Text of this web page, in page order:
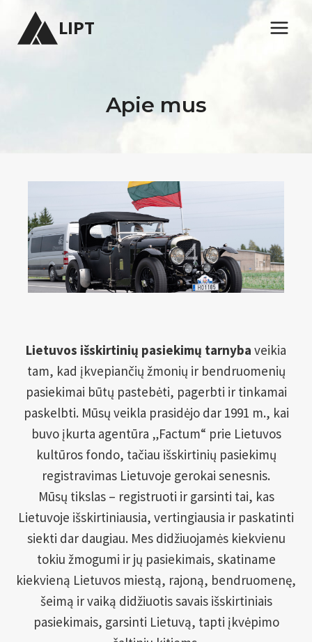
LIPT
Apie mus
Lietuvos išskirtinių pasiekimų tarnyba veikia
tam, kad įkvepiančių žmonių ir bendruomenių
pasiekimai būtų pastebėti, pagerbti ir tinkamai
paskelbti. Mūsų veikla prasidėjo dar 1991 m., kai
buvo įkurta agentūra „Factum“ prie Lietuvos
kultūros fondo, tačiau išskirtinių pasiekimų
registravimas Lietuvoje gerokai senesnis.
Mūsų tikslas – registruoti ir garsinti tai, kas
Lietuvoje išskirtiniausia, vertingiausia ir paskatinti
siekti dar daugiau. Mes didžiuojamės kiekvienu
tokiu žmogumi ir jų pasiekimais, skatiname
kiekvieną Lietuvos miestą, rajoną, bendruomenę,
šeimą ir vaiką didžiuotis savais išskirtiniais
pasiekimais, garsinti Lietuvą, tapti įkvėpimo